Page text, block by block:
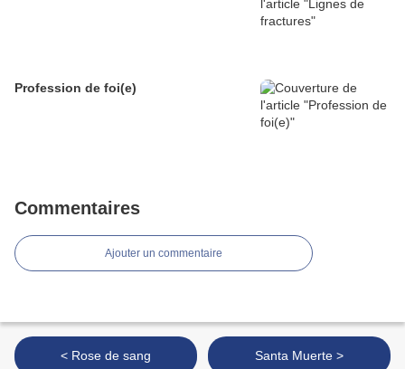
Profession de foi(e)
Commentaires
Ajouter un commentaire
< Rose de sang Santa Muerte >